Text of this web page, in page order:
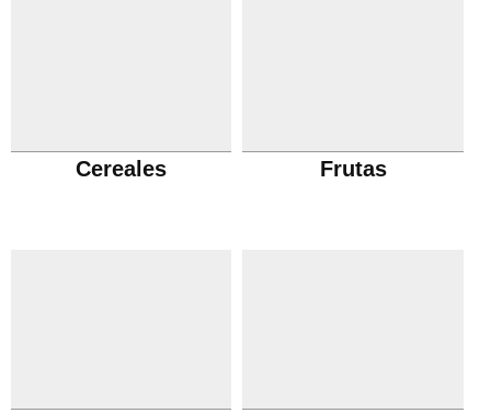
Cereales Frutas